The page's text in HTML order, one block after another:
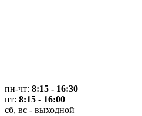
пн-чт: 8:15 - 16:30
пт: 8:15 - 16:00
сб, вс - выходной